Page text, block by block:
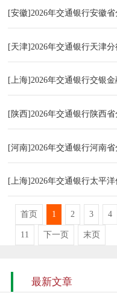
[安徽]2026年交通银行安徽省
[天津]2026年交通银行天津分
[上海]2026年交通银行交银
[陕西]2026年交通银行陕西
[河南]2026年交通银行河南省
[上海]2026年交通银行太平
首页 1 2 3 4
11 下一页 末页
最新文章